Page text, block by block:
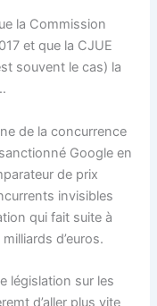
la Commission
et que la CJUE
souvent le cas) la
de la concurrence
Google en
de prix
invisibles
qui fait suite à
d’euros.
législation sur les
d’aller plus vite